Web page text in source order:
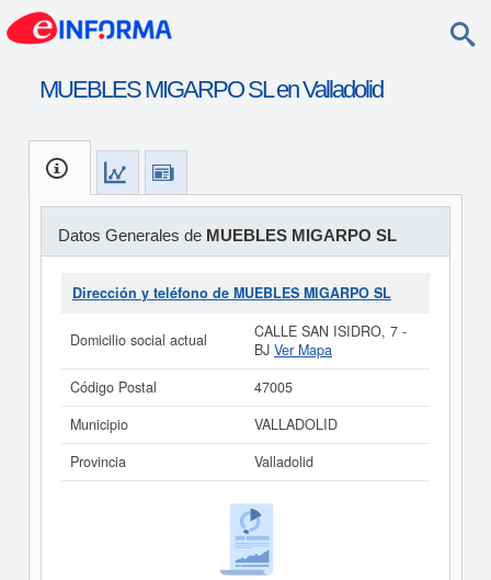
MUEBLES MIGARPO SL en Valladolid
Datos Generales de MUEBLES MIGARPO SL
Dirección y teléfono de MUEBLES MIGARPO SL
Domicilio social actual
CALLE SAN ISIDRO, 7 -
BJ Ver Mapa
Código Postal
47005
Municipio
VALLADOLID
Provincia
Valladolid